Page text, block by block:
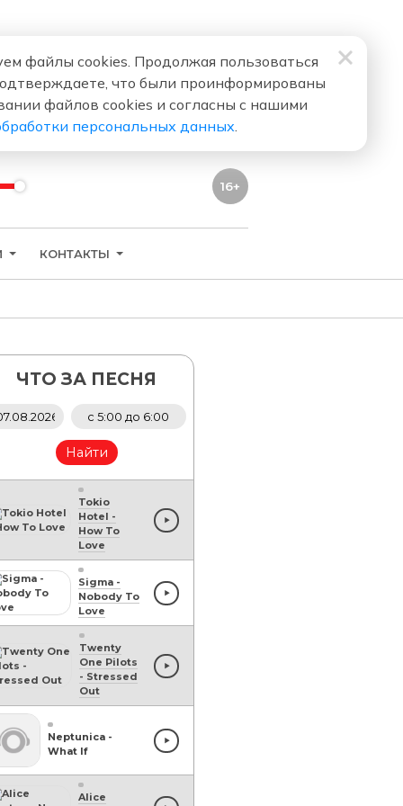
16+
КОНТАКТЫ
ЧТО ЗА ПЕСНЯ
Найти
Tokio
Hotel -
How To
Love
Sigma-
Nobody To
Love
Twenty
One Pilots
- Stressed
Out
Neptunica -
What If
Alice
файлы cookies. Продолжая пользоваться
что были проинформированы
файлов cookies и согласны с нашими
персональных данных.